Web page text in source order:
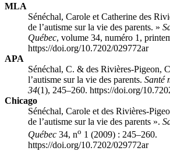
MLA
Sénéchal, Carole et Catherine des
de l’autisme sur la vie des parents. »
Québec, volume 34, numéro 1,
https://doi.org/10.7202/029772ar
APA
Sénéchal, C. & des Rivières-Pigeon,
l’autisme sur la vie des parents. Santé
34(1), 245–260. https://doi.org/
Chicago
Sénéchal, Carole et des Rivières-
de l’autisme sur la vie des parents ».
Québec 34, no 1 (2009) : 245–260.
https://doi.org/10.7202/029772ar